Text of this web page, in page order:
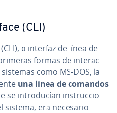
(CLI)
o interfaz de línea de
formas de in­ter­ac­
como MS-DOS, la
una línea de comandos
se in­tro­du­cían in­s­tru­c­cio­
sistema, era necesario